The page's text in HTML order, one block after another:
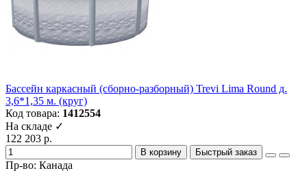
Бассейн каркасный (сборно-разборный) Trevi Lima Round д.
3,6*1,35 м. (круг)
Код товара: 1412554
На складе ✓
122 203 р.
В корзину Быстрый заказ
Пр-во: Канада